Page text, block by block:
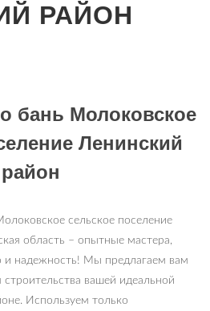
РАЙОН
бань Молоковское
Ленинский
район
сельское поселение
область – опытные мастера,
и надежность! Мы предлагаем вам
вашей идеальной
Используем только